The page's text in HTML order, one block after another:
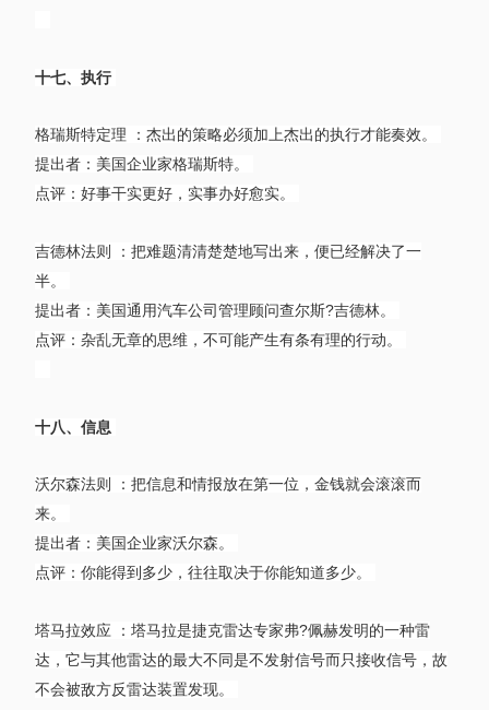
十七、执行
格瑞斯特定理 ：杰出的策略必须加上杰出的执行才能奏效。
提出者：美国企业家格瑞斯特。
点评：好事干实更好，实事办好愈实。
吉德林法则 ：把难题清清楚楚地写出来，便已经解决了一
半。
提出者：美国通用汽车公司管理顾问查尔斯?吉德林。
点评：杂乱无章的思维，不可能产生有条有理的行动。
十八、信息
沃尔森法则 ：把信息和情报放在第一位，金钱就会滚滚而
来。
提出者：美国企业家沃尔森。
点评：你能得到多少，往往取决于你能知道多少。
塔马拉效应 ：塔马拉是捷克雷达专家弗?佩赫发明的一种雷
达，它与其他雷达的最大不同是不发射信号而只接收信号，故
不会被敌方反雷达装置发现。